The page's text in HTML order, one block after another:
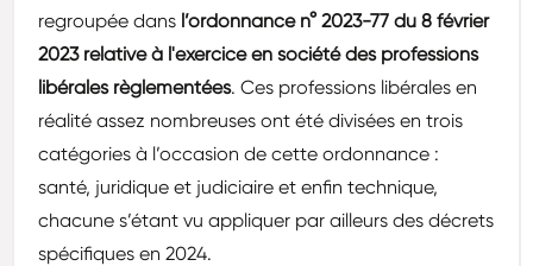
regroupée dans l’ordonnance n° 2023-77 du 8 février
2023 relative à l'exercice en société des professions
libérales règlementées. Ces professions libérales en
réalité assez nombreuses ont été divisées en trois
catégories à l’occasion de cette ordonnance :
santé, juridique et judiciaire et enfin technique,
chacune s’étant vu appliquer par ailleurs des décrets
spécifiques en 2024.